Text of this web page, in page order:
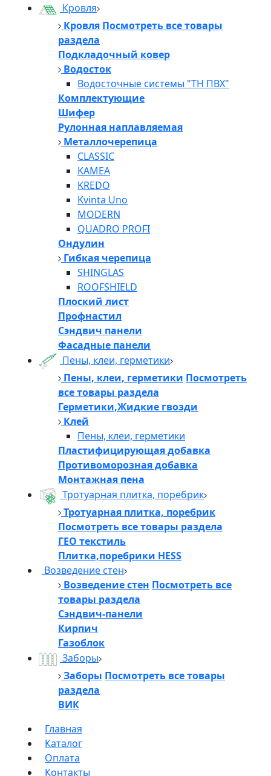
Кровля
Кровля Посмотреть все товары
раздела
Подкладочный ковер
Водосток
Водосточные системы "ТН ПВХ"
Комплектующие
Шифер
Рулонная наплавляемая
Металлочерепица
CLASSIC
KAMEA
KREDO
Kvinta Uno
MODERN
QUADRO PROFI
Ондулин
Гибкая черепица
SHINGLAS
ROOFSHIELD
Плоский лист
Профнастил
Сэндвич панели
Фасадные панели
Пены, клеи, герметики
Пены, клеи, герметики Посмотреть
все товары раздела
Герметики,Жидкие гвозди
Клей
Пены, клеи, герметики
Пластифицирующая добавка
Противоморозная добавка
Монтажная пена
Тротуарная плитка, поребрик
Тротуарная плитка, поребрик
Посмотреть все товары раздела
ГЕО текстиль
Плитка,поребрики HESS
Возведение стен
Возведение стен Посмотреть все
товары раздела
Сэндвич-панели
Кирпич
Газоблок
Заборы
Заборы Посмотреть все товары
раздела
ВИК
Главная
Каталог
Оплата
Контакты